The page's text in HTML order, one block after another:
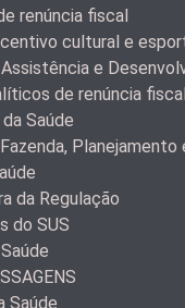
renúncia fiscal
cultural e
e
de renúncia fiscal
Saúde
da Regulação
do SUS
Saúde